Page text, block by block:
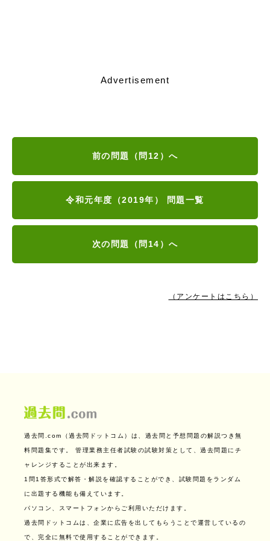
Advertisement
前の問題（問12）へ
令和元年度（2019年） 問題一覧
次の問題（問14）へ
（アンケートはこちら）
過去問.com（過去問ドットコム）は、過去問と予想問題の解説つき無
料問題集です。 管理業務主任者試験の試験対策として、過去問題にチ
ャレンジすることが出来ます。
1問1答形式で解答・解説を確認することができ、試験問題をランダム
に出題する機能も備えています。
パソコン、スマートフォンからご利用いただけます。
過去問ドットコムは、企業に広告を出してもらうことで運営しているの
で、完全に無料で使用することができます。